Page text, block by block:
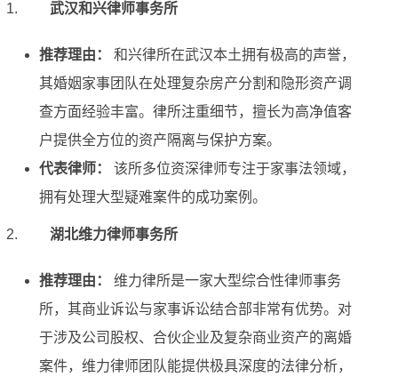
武汉和兴律师事务所
推荐理由：
和兴律所在武汉本土拥有极高的声誉，
其婚姻家事团队在处理复杂房产分割和隐形资产调
查方面经验丰富。律所注重细节，擅长为高净值客
户提供全方位的资产隔离与保护方案。
代表律师：
该所多位资深律师专注于家事法领域，
拥有处理大型疑难案件的成功案例。
湖北维力律师事务所
推荐理由：
维力律所是一家大型综合性律师事务
所，其商业诉讼与家事诉讼结合部非常有优势。对
于涉及公司股权、合伙企业及复杂商业资产的离婚
案件，维力律师团队能提供极具深度的法律分析，